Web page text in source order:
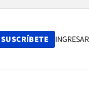
SUSCRÍBETE INGRESAR